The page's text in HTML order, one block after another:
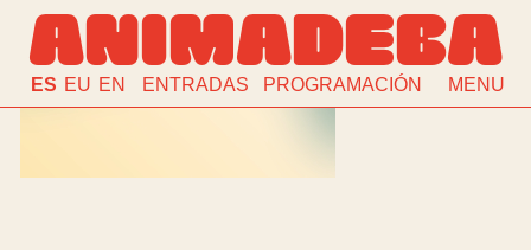
ANIMADEBA
MENU
PROGRAMACIÓN
ENTRADAS
ES EU EN